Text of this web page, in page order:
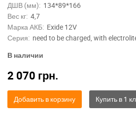
ДШВ (мм): 134*89*166
Вес кг: 4,7
Марка АКБ: Exide 12V
Серия: need to be charged, with
В наличии
2 070 грн.
Добавить в корзину